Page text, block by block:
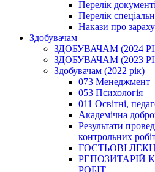
Перелік
Перелік
Накази про
Здобувачам
ЗДОБУВАЧАМ (2024
ЗДОБУВАЧАМ (2023
Здобувачам (2022 рік)
073 Менеджмент
053 Психологія
011 Освітні,
Академічна
Результати
контрольних
ГОСТЬОВІ
РЕПОЗИТАРІЙ
РОБІТ